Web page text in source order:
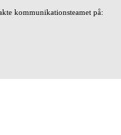
kommunikationsteamet på: